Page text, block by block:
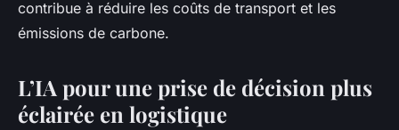
contribue à réduire les coûts de transport et les
émissions de carbone.
L’IA pour une prise de décision plus
éclairée en logistique